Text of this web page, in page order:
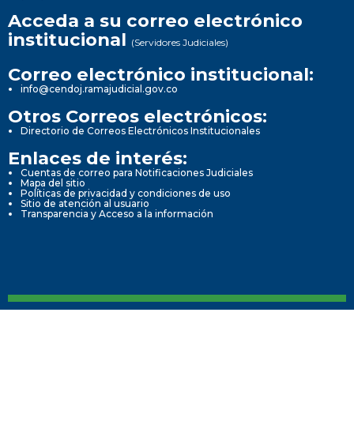
Acceda a su correo electrónico
institucional (Servidores Judiciales)
Correo electrónico institucional:
info@cendoj.ramajudicial.gov.co
Otros Correos electrónicos:
Directorio de Correos Electrónicos Institucionales
Enlaces de interés:
Cuentas de correo para Notificaciones Judiciales
Mapa del sitio
Políticas de privacidad y condiciones de uso
Sitio de atención al usuario
Transparencia y Acceso a la información